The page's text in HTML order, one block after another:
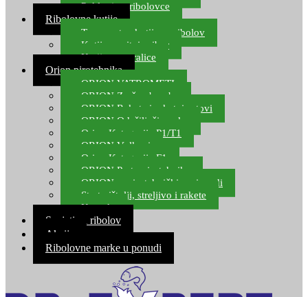
Pokloni za ribolovce
Ribolovne kutije
Transportne kutije za ribolov
Kutije za sitni pribor
Kutije za varalice
Orion pirotehnika
ORION VATROMETI
ORION Zračne bombe
ORION Rakete i raketni setovi
ORION Odašiljači zvuka
Orion Kategorija P1/T1
ORION Vulkani
Orion Kategorija F1
ORION Party pirotehnika
ORION nepirotehnički proizvodi
Start pištolji, streljivo i rakete
Kontakt
Savjeti za ribolov
Akcija
Ribolovne marke u ponudi